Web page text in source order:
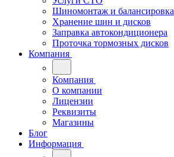
Шиномонтаж и балансировка
Хранение шин и дисков
Заправка автокондиционера
Проточка тормозных дисков
Компания
Компания
О компании
Лицензии
Реквизиты
Магазины
Блог
Информация